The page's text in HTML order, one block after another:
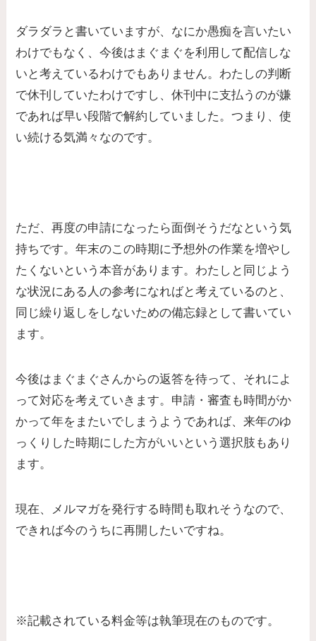
ダラダラと書いていますが、なにか愚痴を言いたい
わけでもなく、今後はまぐまぐを利用して配信しな
いと考えているわけでもありません。わたしの判断
で休刊していたわけですし、休刊中に支払うのが嫌
であれば早い段階で解約していました。つまり、使
い続ける気満々なのです。
ただ、再度の申請になったら面倒そうだなという気
持ちです。年末のこの時期に予想外の作業を増やし
たくないという本音があります。わたしと同じよう
な状況にある人の参考になればと考えているのと、
同じ繰り返しをしないための備忘録として書いてい
ます。
今後はまぐまぐさんからの返答を待って、それによ
って対応を考えていきます。申請・審査も時間がか
かって年をまたいでしまうようであれば、来年のゆ
っくりした時期にした方がいいという選択肢もあり
ます。
現在、メルマガを発行する時間も取れそうなので、
できれば今のうちに再開したいですね。
※記載されている料金等は執筆現在のものです。